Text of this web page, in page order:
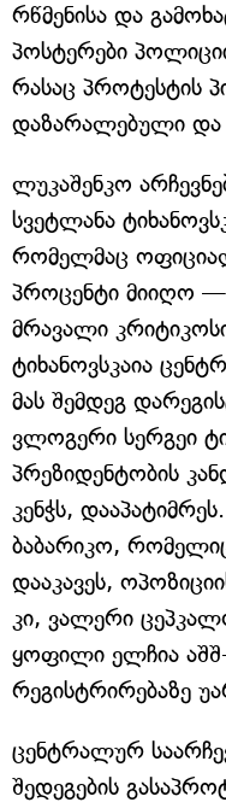
რწმენისა და
პოსტერები
რასაც პროტესტის
დაზარალებული და
ლუკაშენკო
სვეტლანა
რომელმაც
პროცენტი მიიღო
მრავალი
ტიხანოვსკაია
მას შემდეგ
ვლოგერი სერგეი
პრეზიდენტობის
კენჭს,
ბაბარიკო,
დააკავეს,
კი, ვალერი
ყოფილი ელჩია
რეგისტრირებაზე
ცენტრალურ
შედეგების